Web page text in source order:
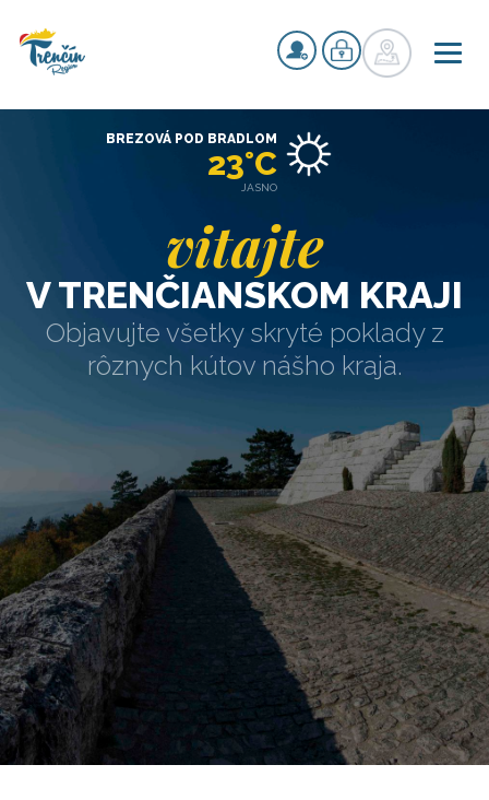
vitajte
V TRENČIANSKOM KRAJI
Objavujte všetky skryté poklady z
rôznych kútov nášho kraja.
BREZOVÁ POD BRADLOM
23°C
JASNO